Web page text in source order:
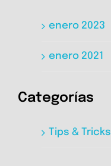
enero 2023
enero 2021
Categorías
Tips & Tricks